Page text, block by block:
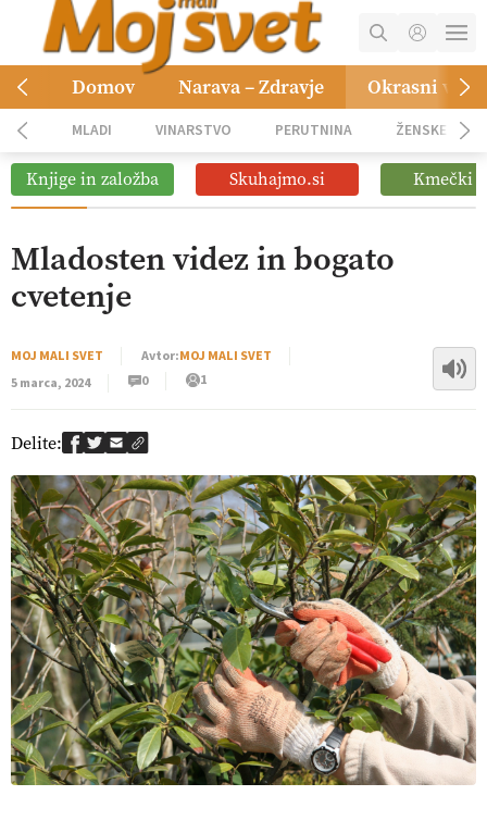
MOJ RAČUN
NAROČITE SE
OGLASNO TRŽENJE
Domov Narava – Zdravje Okrasni vrt
MLADI VINARSTVO PERUTNINA ŽENSKE
Knjige in založba Skuhajmo.si Kmečki
01:38
Digitalno od satelita do prašičjega
korita
12:11
Digitalizacija z GPS navigacijo in
avtonomnimi sistemi
09:09
Pomagajmo družini Bregar po
uničujočem požaru
08:45
Vročina in suša obremenjujeta
evropsko kmetijstvo
Mladosten videz in bogato
cvetenje
MOJ MALI SVET Avtor:MOJ MALI SVET
5 marca, 2024
0 1
Delite: